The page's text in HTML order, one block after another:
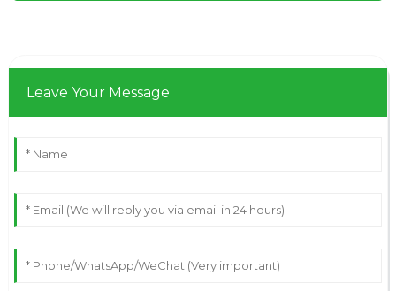
Leave Your Message